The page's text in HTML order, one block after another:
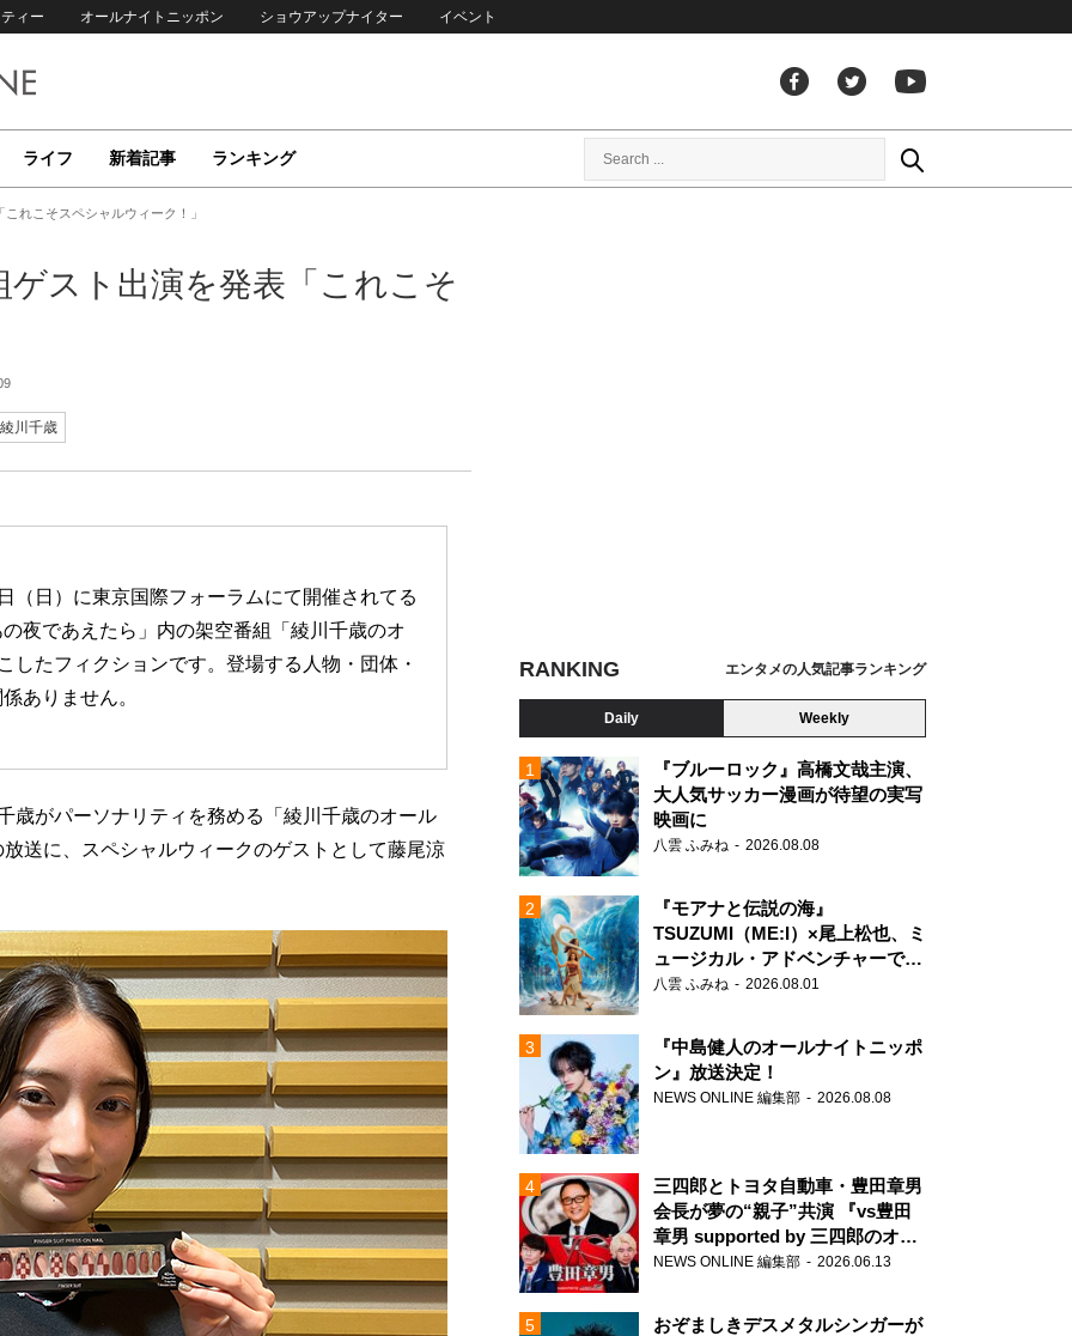
ィー オールナイトニッポン ショウアップナイター イベント
ライフ 新着記事 ランキング
れこそスペシャルウィーク！」
スト出演を発表「これこそ
綾川千歳
日）に東京国際フォーラムにて開催されてる
夜であえたら」内の架空番組「綾川千歳のオ
したフィクションです。登場する人物・団体・
ありません。
歳がパーソナリティを務める「綾川千歳のオール
送に、スペシャルウィークのゲストとして藤尾涼
RANKING エンタメの人気記事ランキング
Daily Weekly
『ブルーロック』高橋文哉主演、
大人気サッカー漫画が待望の実写
映画に
八雲 ふみね 2026.08.08
『モアナと伝説の海』
TSUZUMI（ME:I）×尾上松也、ミ
ュージカル・アドベンチャーで美
声を響かせる
八雲 ふみね 2026.08.01
『中島健人のオールナイトニッポ
ン』放送決定！
NEWS ONLINE 編集部 2026.08.08
三四郎とトヨタ自動車・豊田章男
会長が夢の“親子”共演 『vs豊田
章男 supported by 三四郎のオー
ルナイトニッポン0(ZERO)』
NEWS ONLINE 編集部 2026.06.13
おぞましきデスメタルシンガーが